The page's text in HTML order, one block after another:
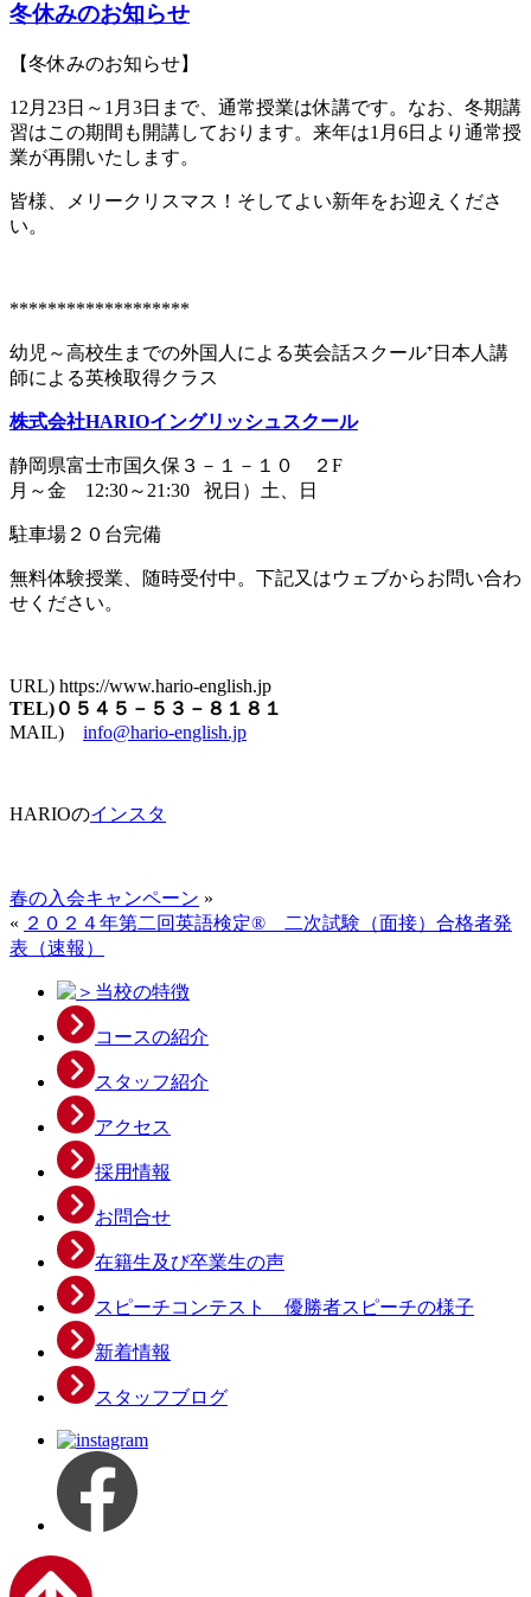
冬休みのお知らせ
【冬休みのお知らせ】
12月23日～1月3日まで、通常授業は休講です。なお、冬期講
習はこの期間も開講しております。来年は1月6日より通常授
業が再開いたします。
皆様、メリークリスマス！そしてよい新年をお迎えくださ
い。
*******************
幼児～高校生までの外国人による英会話スクール⁺日本人講
師による英検取得クラス
株式会社HARIOイングリッシュスクール
静岡県富士市国久保３－１－１０ ２F
月～金 12:30～21:30 祝日）土、日
駐車場２０台完備
無料体験授業、随時受付中。下記又はウェブからお問い合わ
せください。
URL) https://www.hario-english.jp
TEL)０５４５－５３－８１８１
MAIL) info@hario-english.jp
HARIOのインスタ
春の入会キャンペーン »
« ２０２４年第二回英語検定® 二次試験（面接）合格者発
表（速報）
当校の特徴
コースの紹介
スタッフ紹介
アクセス
採用情報
お問合せ
在籍生及び卒業生の声
スピーチコンテスト 優勝者スピーチの様子
新着情報
スタッフブログ